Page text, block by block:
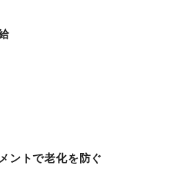
ントで老化を防ぐ